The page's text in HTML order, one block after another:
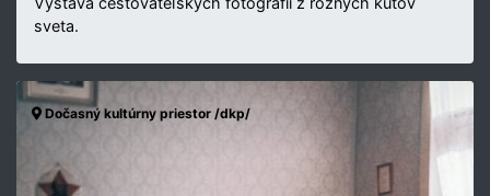
sveta.
Dočasný kultúrny priestor /dkp/